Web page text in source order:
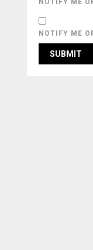
NOTIFY ME
NOTIFY ME